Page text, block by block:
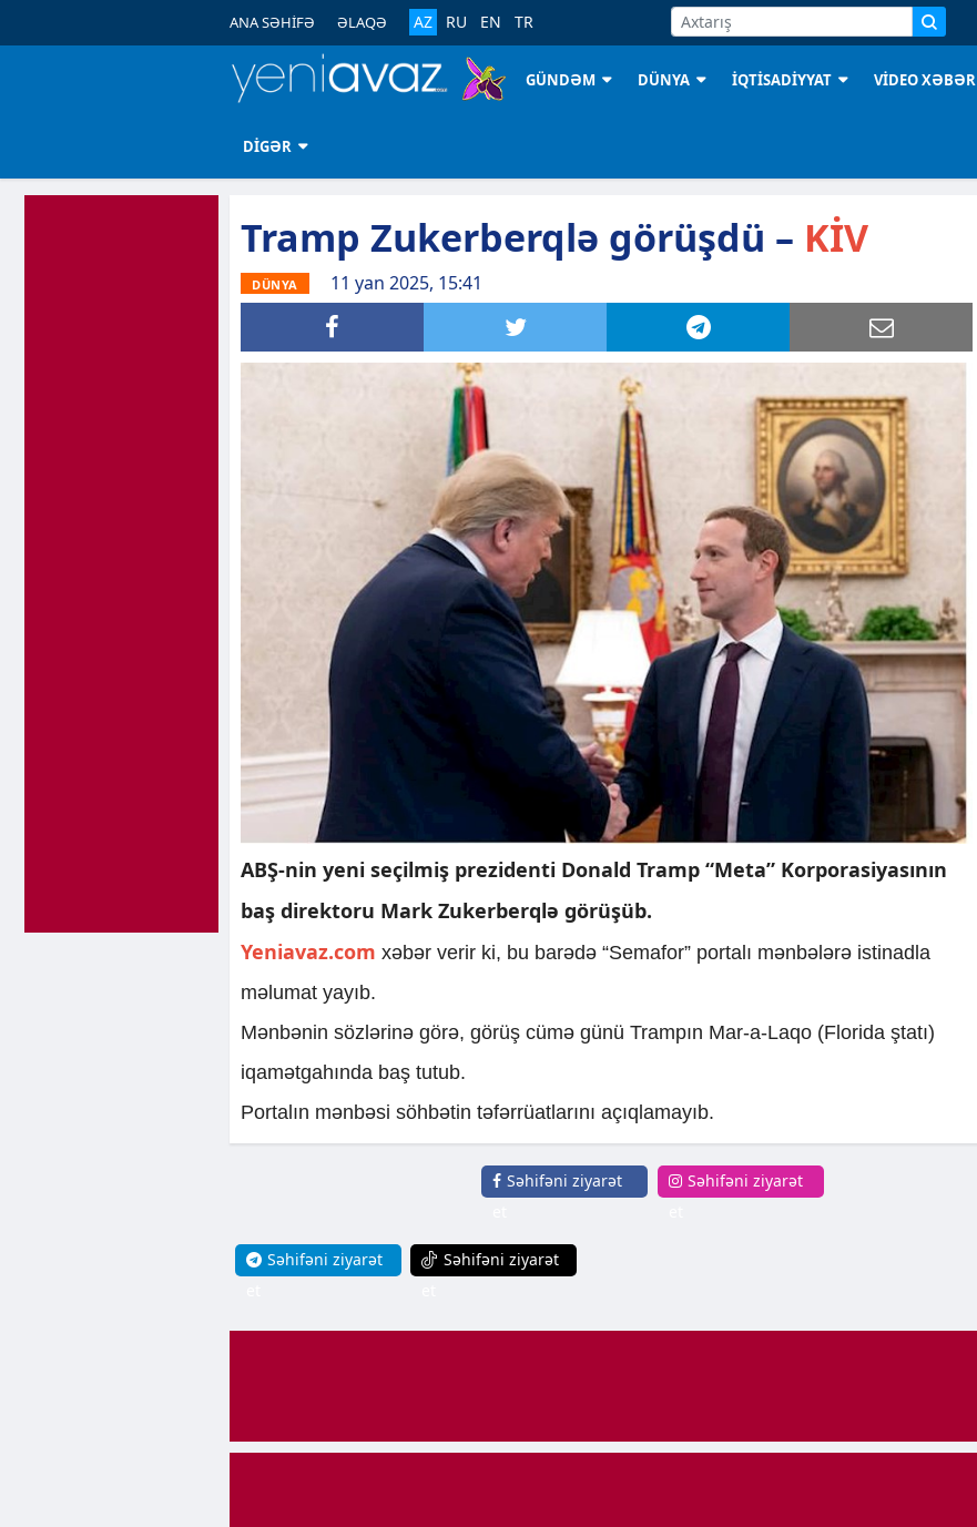
ANA SƏHİFƏ ƏLAQƏ AZ RU EN TR
GÜNDƏM DÜNYA İQTİSADİYYAT VİDEO XƏBƏR
DİGƏR
Tramp Zukerberqlə görüşdü – KİV
DÜNYA 11 yan 2025, 15:41
ABŞ-nin yeni seçilmiş prezidenti Donald Tramp “Meta” Korporasiyasının
baş direktoru Mark Zukerberqlə görüşüb.
Yeniavaz.com xəbər verir ki, bu barədə “Semafor” portalı mənbələrə istinadla
məlumat yayıb.
Mənbənin sözlərinə görə, görüş cümə günü Trampın Mar-a-Laqo (Florida ştatı)
iqamətgahında baş tutub.
Portalın mənbəsi söhbətin təfərrüatlarını açıqlamayıb.
Səhifəni ziyarət
Səhifəni ziyarət
Səhifəni ziyarət
Səhifəni ziyarət